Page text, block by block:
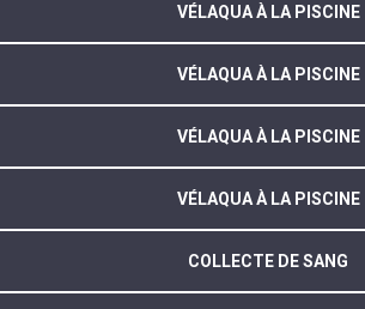
VÉLAQUA À LA PISCINE
VÉLAQUA À LA PISCINE
VÉLAQUA À LA PISCINE
VÉLAQUA À LA PISCINE
COLLECTE DE SANG